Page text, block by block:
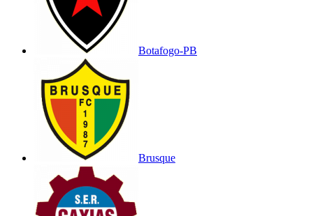
Botafogo-PB
Brusque